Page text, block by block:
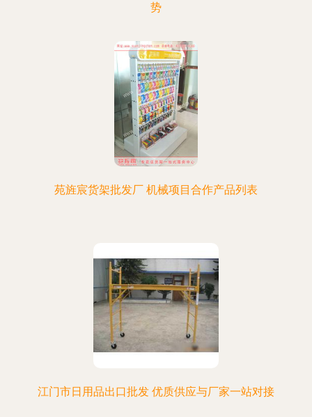
势
苑旌宸货架批发厂 机械项目合作产品列表
江门市日用品出口批发 优质供应与厂家一站对接